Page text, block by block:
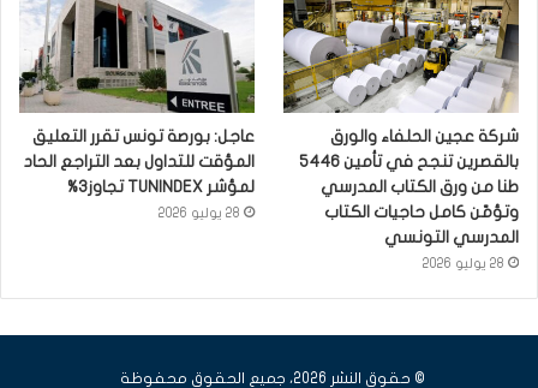
شركة عجين الحلفاء والورق
بالقصرين تنجح في تأمين 5446
طنا من ورق الكتاب المدرسي
وتؤمّن كامل حاجيات الكتاب
المدرسي التونسي
28 يوليو 2026
عاجل: بورصة تونس تقرر التعليق
المؤقت للتداول بعد التراجع الحاد
لمؤشر TUNINDEX تجاوز3%
28 يوليو 2026
© حقوق النشر 2026، جميع الحقوق محفوظة